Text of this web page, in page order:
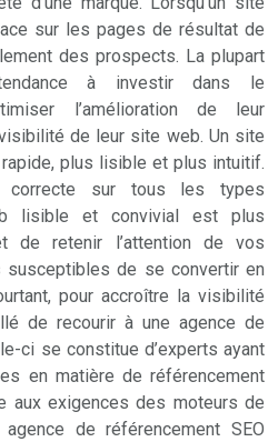
sur les pages de résultat de
des prospects. La plupart
à investir dans le
l’amélioration de leur
de leur site web. Un site
plus lisible et plus intuitif.
correcte sur tous les types
lisible et convivial est plus
de retenir l’attention de vos
de se convertir en
pour accroître la visibilité
de recourir à une agence de
ci se constitue d’experts ayant
en matière de référencement
aux exigences des moteurs de
de référencement SEO